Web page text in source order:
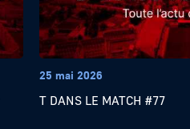
25 mai 2026
T DANS LE MATCH #77